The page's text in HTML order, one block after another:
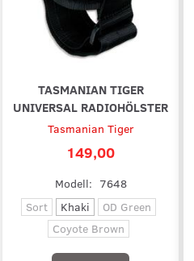
TASMANIAN TIGER
UNIVERSAL RADIOHÖLSTER
Tasmanian Tiger
149,00
Modell: 7648
Sort
Khaki
OD Green
Coyote Brown